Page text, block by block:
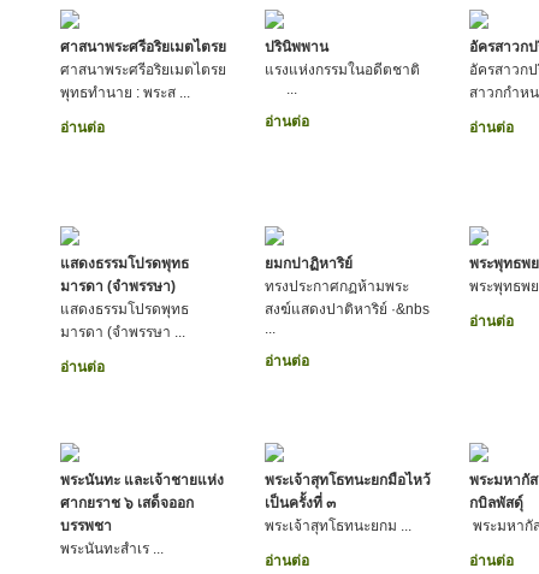
ศาสนาพระศรีอริยเมตไตรย
ศาสนาพระศรีอริยเมตไตรย
พุทธทำนาย : พระส ...
อ่านต่อ
ปรินิพพาน
แรงแห่งกรรมในอดีตชาติ
...
อ่านต่อ
อัครสาวก
อัครสาวก
สาวกกำห
อ่านต่อ
แสดงธรรมโปรดพุทธ
มารดา (จำพรรษา)
แสดงธรรมโปรดพุทธ
มารดา (จำพรรษา ...
อ่านต่อ
ยมกปาฏิหาริย์
ทรงประกาศกฏห้ามพระ
สงฆ์แสดงปาติหาริย์ ·&nbs
...
อ่านต่อ
พระพุทธพ
พระพุทธ
อ่านต่อ
พระนันทะ และเจ้าชายแห่ง
ศากยราช ๖ เสด็จออก
บรรพชา
พระนันทะสำเร ...
พระเจ้าสุทโธทนะยกมือไหว้
เป็นครั้งที่ ๓
พระเจ้าสุทโธทนะยกม ...
อ่านต่อ
พระมหากัส
กบิลพัสดุ์
พระมหากั
อ่านต่อ